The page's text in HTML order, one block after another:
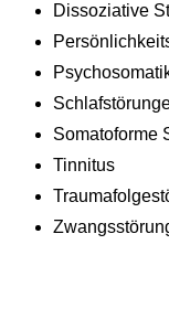
Dissoziative
Somatoforme
Tinnitus